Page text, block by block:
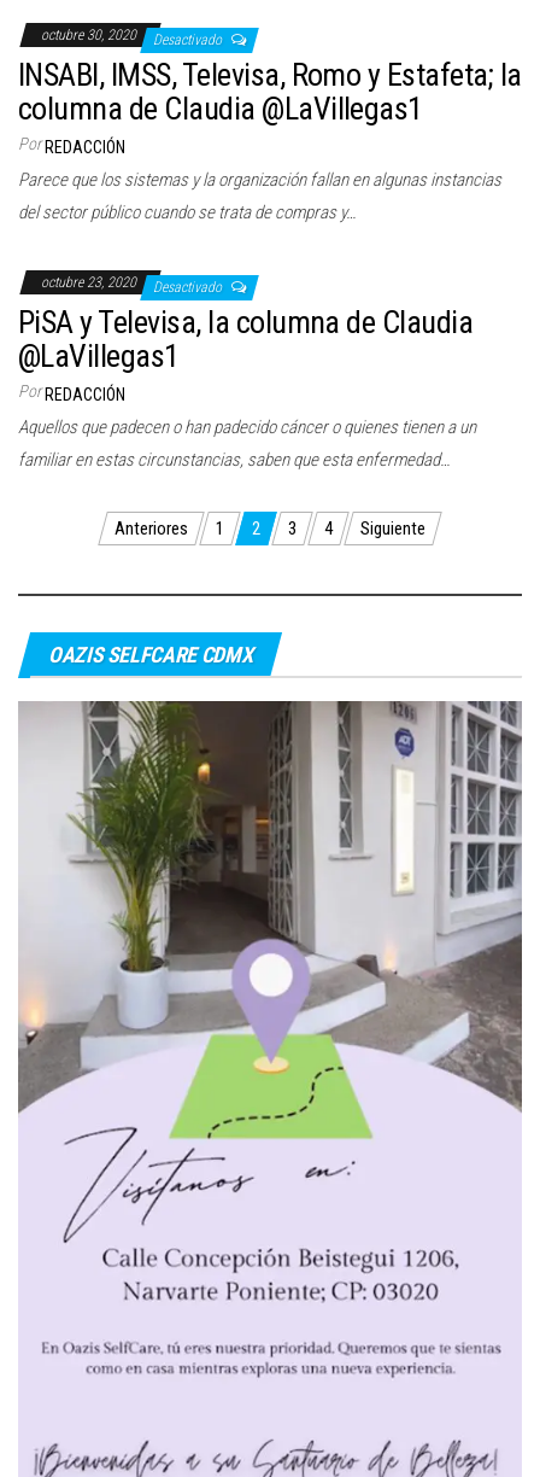
octubre 30, 2020 Desactivado
INSABI, IMSS, Televisa, Romo y Estafeta; la
columna de Claudia @LaVillegas1
Por REDACCIÓN
Parece que los sistemas y la organización fallan en algunas instancias
del sector público cuando se trata de compras y…
octubre 23, 2020 Desactivado
PiSA y Televisa, la columna de Claudia
@LaVillegas1
Por REDACCIÓN
Aquellos que padecen o han padecido cáncer o quienes tienen a un
familiar en estas circunstancias, saben que esta enfermedad…
Paginación
Anteriores 1 2 3 4 Siguiente
OAZIS SELFCARE CDMX